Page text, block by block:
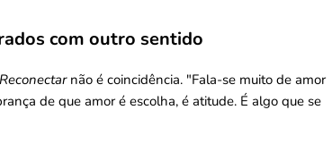
com outro sentido
Reconectar não é coincidência. "Fala-se muito de amor
de que amor é escolha, é atitude. É algo que se